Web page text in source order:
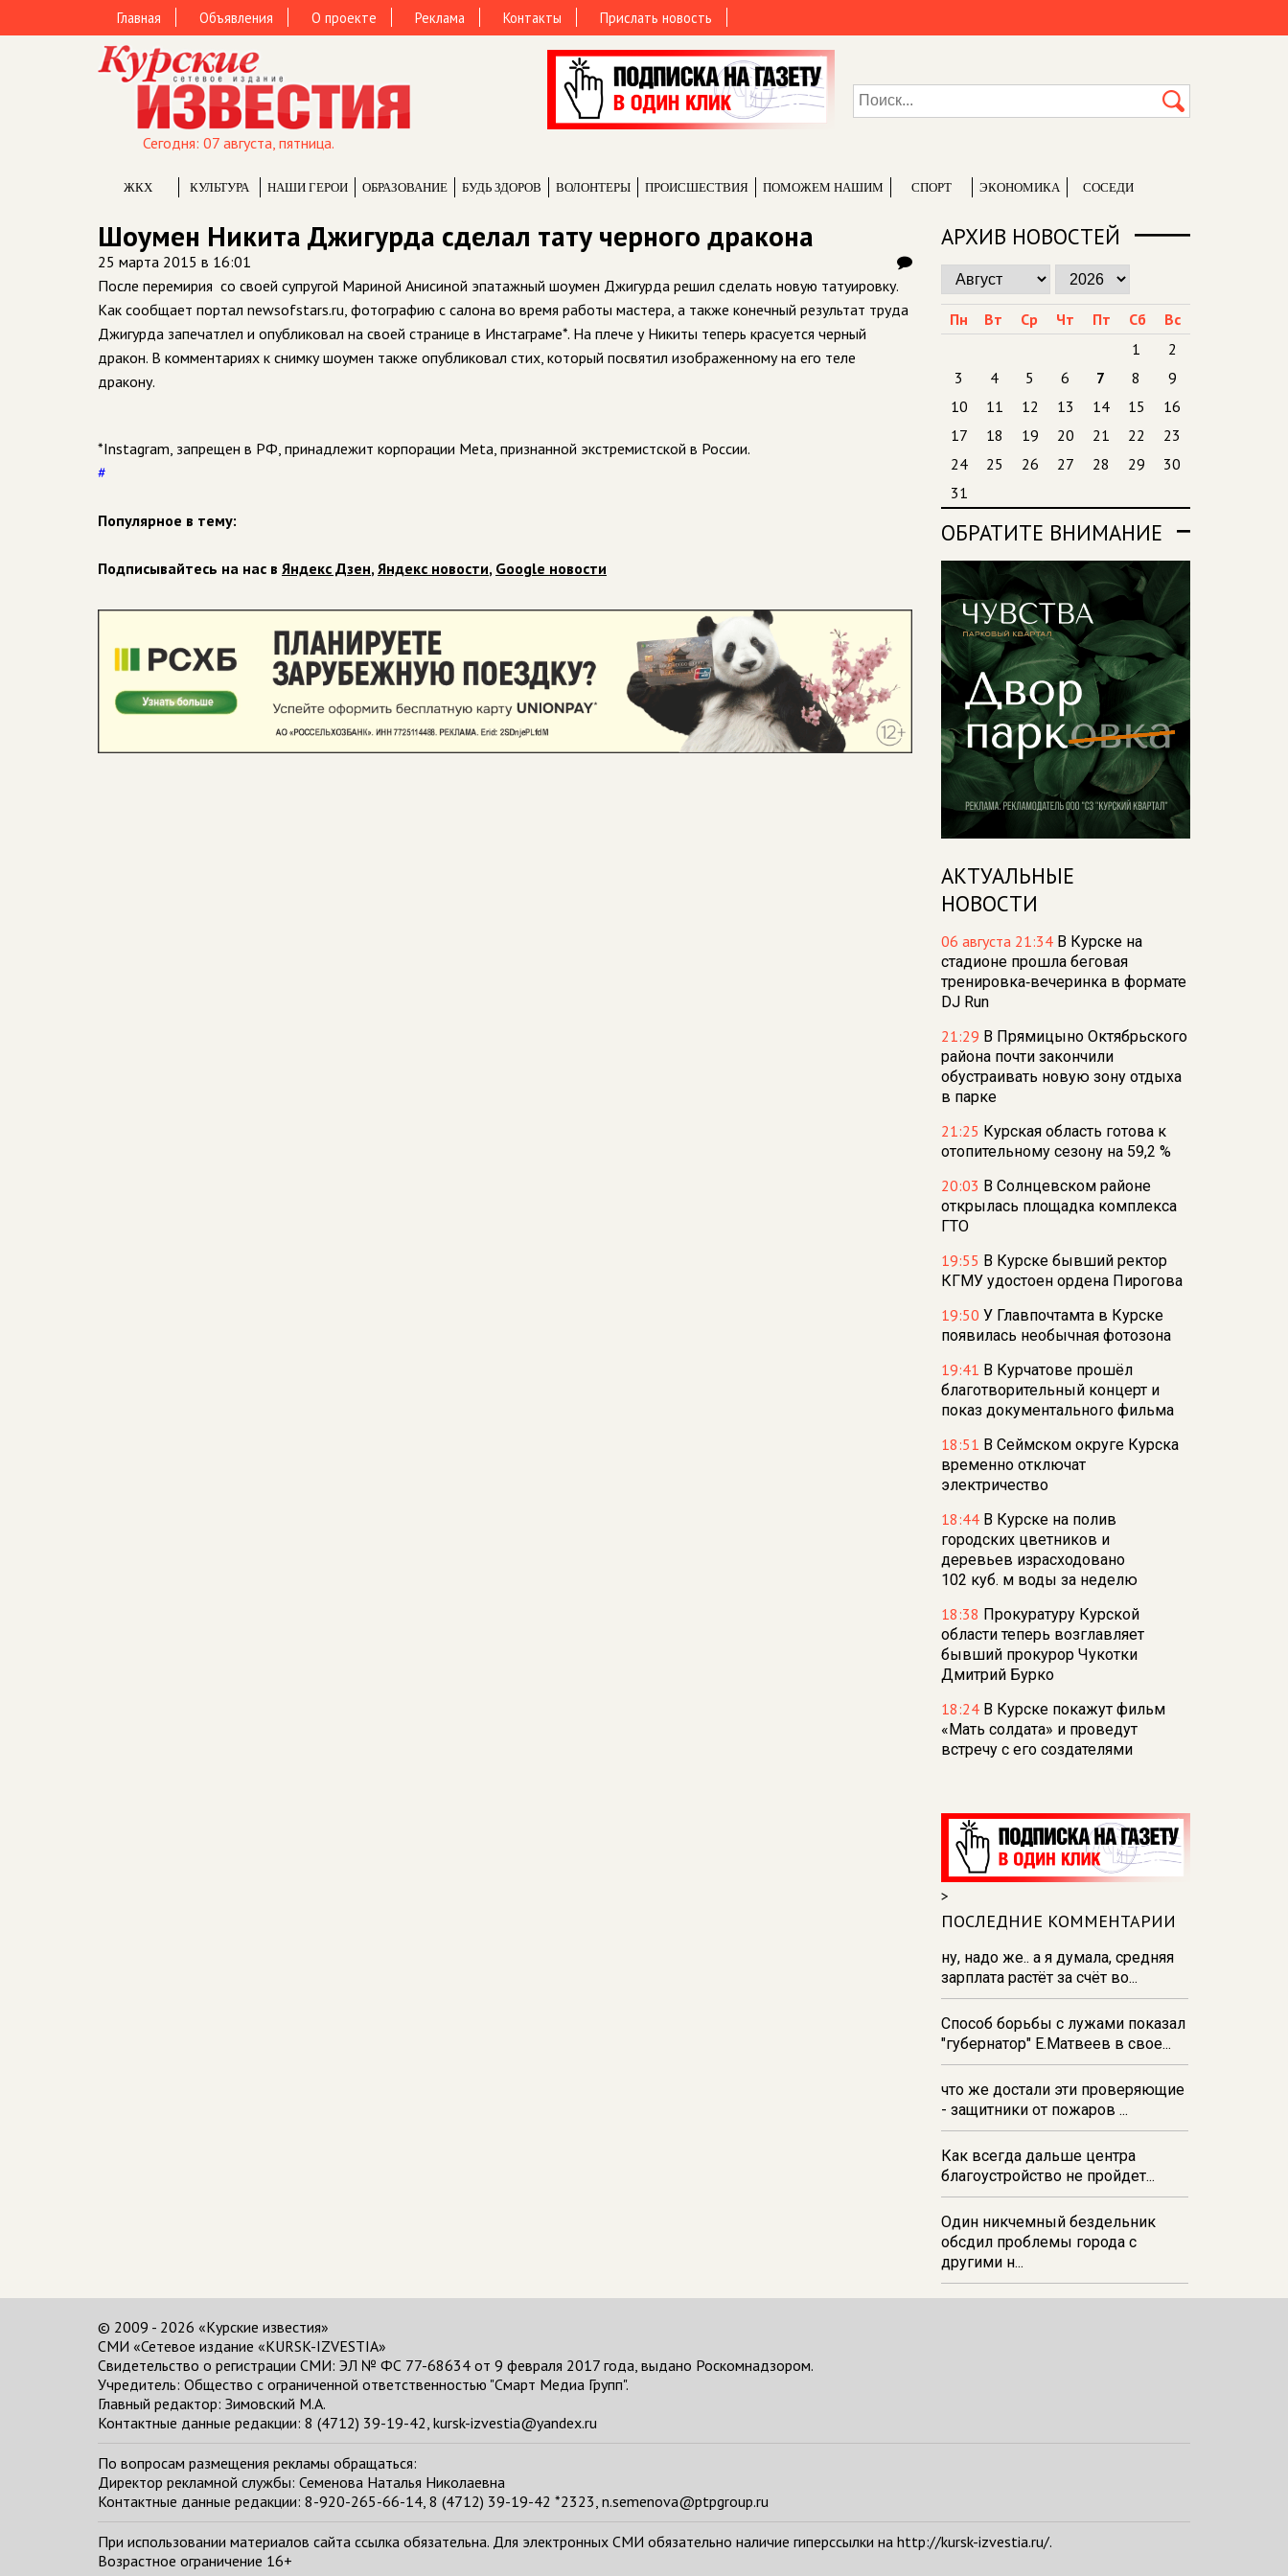
Главная Объявления О проекте Реклама Контакты Прислать новость
Сегодня: 07 августа, пятница.
ЖКХ КУЛЬТУРА НАШИ ГЕРОИ ОБРАЗОВАНИЕ БУДЬ ЗДОРОВ ВОЛОНТЕРЫ ПРОИCШЕСТВИЯ ПОМОЖЕМ НАШИМ СПОРТ ЭКОНОМИКА СОСЕДИ
Шоумен Никита Джигурда сделал тату черного дракона
25 марта 2015 в 16:01
После перемирия со своей супругой Мариной Анисиной эпатажный шоумен Джигурда решил сделать новую татуировку.
Как сообщает портал newsofstars.ru, фотографию с салона во время работы мастера, а также конечный результат труда
Джигурда запечатлел и опубликовал на своей странице в Инстаграме*. На плече у Никиты теперь красуется черный
дракон. В комментариях к снимку шоумен также опубликовал стих, который посвятил изображенному на его теле
дракону.
*Instagram, запрещен в РФ, принадлежит корпорации Meta, признанной экстремистской в России.
#
Популярное в тему:
Подписывайтесь на нас в Яндекс Дзен,Яндекс новости, Google новости
АРХИВ НОВОСТЕЙ
Пн Вт Ср Чт Пт Сб
Вс
1
2
3
4 5 6 7 8
9
10
11 12 13 14 15
16
17
18 19 20 21 22
23
24
25 26 27 28 29
30
31
ОБРАТИТЕ ВНИМАНИЕ
АКТУАЛЬНЫЕ
НОВОСТИ
06 августа 21:34 В Курске на
стадионе прошла беговая
тренировка‑вечеринка в формате
DJ Run
21:29 В Прямицыно Октябрьского
района почти закончили
обустраивать новую зону отдыха
в парке
21:25 Курская область готова к
отопительному сезону на 59,2 %
20:03 В Солнцевском районе
открылась площадка комплекса
ГТО
19:55 В Курске бывший ректор
КГМУ удостоен ордена Пирогова
19:50 У Главпочтамта в Курске
появилась необычная фотозона
19:41 В Курчатове прошёл
благотворительный концерт и
показ документального фильма
18:51 В Сеймском округе Курска
временно отключат
электричество
18:44 В Курске на полив
городских цветников и
деревьев израсходовано
102 куб. м воды за неделю
18:38 Прокуратуру Курской
области теперь возглавляет
бывший прокурор Чукотки
Дмитрий Бурко
18:24 В Курске покажут фильм
«Мать солдата» и проведут
встречу с его создателями
из‑за проблем с водоснабжением
17:23
В Курске установили две
камеры ПДД на превышение
скорости
16:55В Курске жителя
Тюменской области осудили за
незаконную перевозку
взрывчатки
16:47В Курске капремонт дорог
выполнен на 54%
>
ПОСЛЕДНИЕ КОММЕНТАРИИ
ну, надо же.. а я думала, средняя
зарплата растёт за счёт во...
Способ борьбы с лужами показал
"губернатор" Е.Матвеев в свое...
что же достали эти проверяющие
- защитники от пожаров ...
Как всегда дальше центра
благоустройство не пройдет...
Один никчемный бездельник
обсдил проблемы города с
другими н...
© 2009 - 2026 «Курские известия»
СМИ «Сетевое издание «KURSK-IZVESTIA»
Свидетельство о регистрации СМИ: ЭЛ № ФС 77-68634 от 9 февраля 2017 года, выдано Роскомнадзором.
Учредитель: Общество с ограниченной ответственностью "Смарт Медиа Групп".
Главный редактор: Зимовский М.А.
Контактные данные редакции: 8 (4712) 39-19-42, kursk-izvestia@yandex.ru
По вопросам размещения рекламы обращаться:
Директор рекламной службы: Семенова Наталья Николаевна
Контактные данные редакции: 8-920-265-66-14, 8 (4712) 39-19-42 *2323, n.semenova@ptpgroup.ru
При использовании материалов сайта ссылка обязательна. Для электронных СМИ обязательно наличие гиперссылки на http://kursk-izvestia.ru/.
Возрастное ограничение 16+